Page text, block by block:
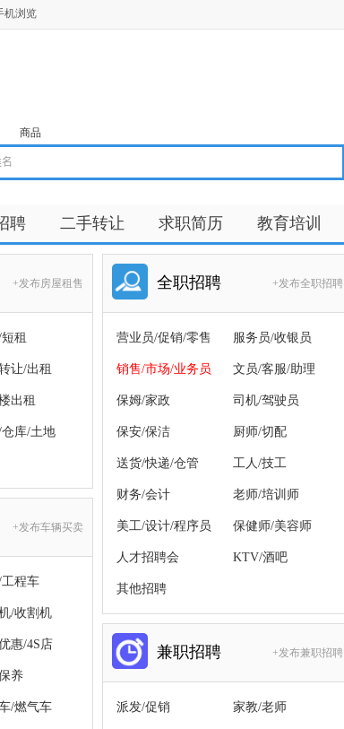
机浏览
商品
聘 二手转让 求职简历 教育培训
+发布房屋租售
租
让/出租
出租
库/土地
+发布车辆买卖
程车
/收割机
惠/4S店
养
/燃气车
全职招聘 +发布全职招聘
营业员/促销/零售 服务员/收银员
销售/市场/业务员 文员/客服/助理
保姆/家政 司机/驾驶员
保安/保洁 厨师/切配
送货/快递/仓管 工人/技工
财务/会计 老师/培训师
美工/设计/程序员 保健师/美容师
人才招聘会 KTV/酒吧
其他招聘
兼职招聘 +发布兼职招聘
派发/促销 家教/老师